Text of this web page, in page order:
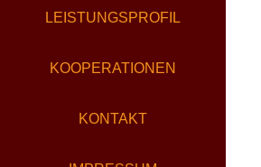
LEISTUNGSPROFIL
KOOPERATIONEN
KONTAKT